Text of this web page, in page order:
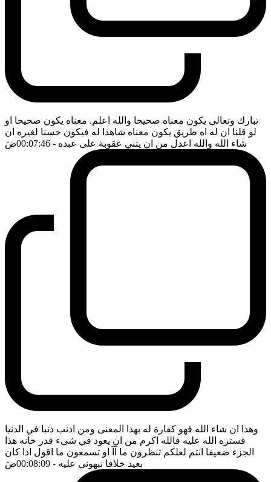
تبارك وتعالى يكون معناه صحيحا والله اعلم. معناه يكون صحيحا او
لو قلنا ان له اه طريق يكون معناه شاهدا له فيكون حسنا لغيره ان
شاء الله والله اعدل من ان يثني عقوبة على عبده - 00:07:46 ضَ
وهذا ان شاء الله فهو كفارة له بهذا المعنى ومن اذنب ذنبا في الدنيا
فستره الله عليه فالله اكرم من ان يعود في شيء قدر خانه هذا
الجزء ضعيفا انتم لعلكم تنظرون ما آآ او تسمعون ما اقول اذا كان
بعيد خلافا نبهوني عليه - 00:08:09 ضَ